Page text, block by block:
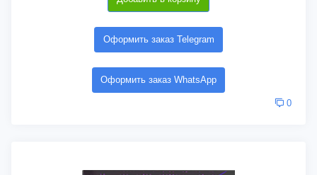
Оформить заказ Telegram
Оформить заказ WhatsApp
0